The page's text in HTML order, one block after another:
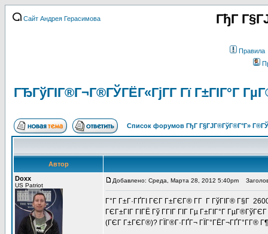
Сайт Андрея Герасимова ГђГ
Правила
ГЂГўГІГ®Г¬Г®ГЎГЁГ«ГјГ­Г Гї Г±ГІГ°Г
Список форумов ГђГ Г§ГЈГ®ГўГ®Г°Г»
Автор
Doxx
US Patriot
Добавлено: Среда, Марта 28, 2012 5:40pm
Г°Г Г±Г·ГҐГІ ГЄГ Г±ГЄГ® Г­Г Г ГўГІГ® Г§Г
ГЄГ±ГІГ ГІГЁ Гў ГГІГ ГІГ Гµ Г±ГІГ°Г
(ГЄГ Г±ГЄГ®)? ГЇГ®Г·ГҐГ¬ ГЇГ°ГЁГ¬ГҐГ°Г­Г®